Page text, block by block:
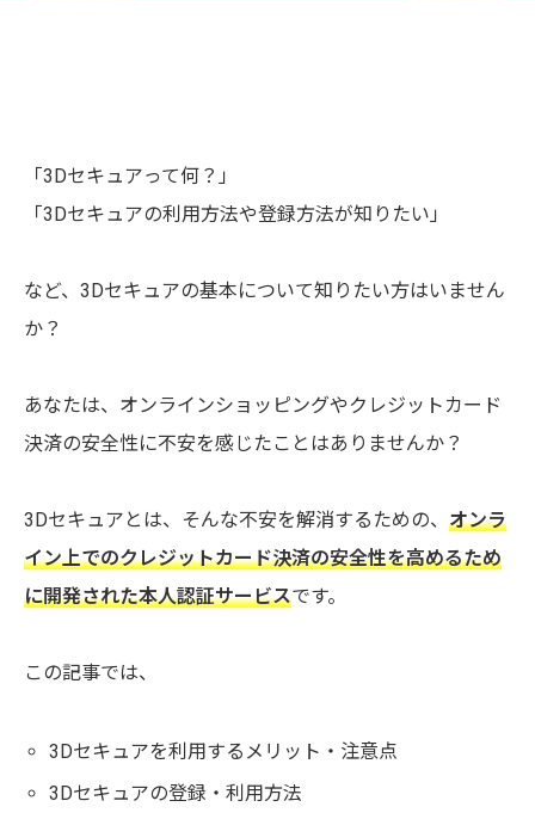
「3Dセキュアって何？」
「3Dセキュアの利用方法や登録方法が知りたい」
など、3Dセキュアの基本について知りたい方はいません
か？
あなたは、オンラインショッピングやクレジットカード
決済の安全性に不安を感じたことはありませんか？
3Dセキュアとは、そんな不安を解消するための、 オンラ
イン上でのクレジットカード決済の安全性を高めるため
に開発された本人認証サービスです。
この記事では、
3Dセキュアを利用するメリット・注意点
3Dセキュアの登録・利用方法